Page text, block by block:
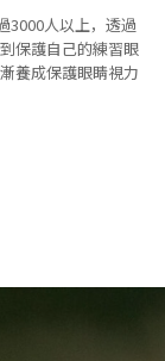
3000人以上，透過
保護自己的練習眼
養成保護眼睛視力